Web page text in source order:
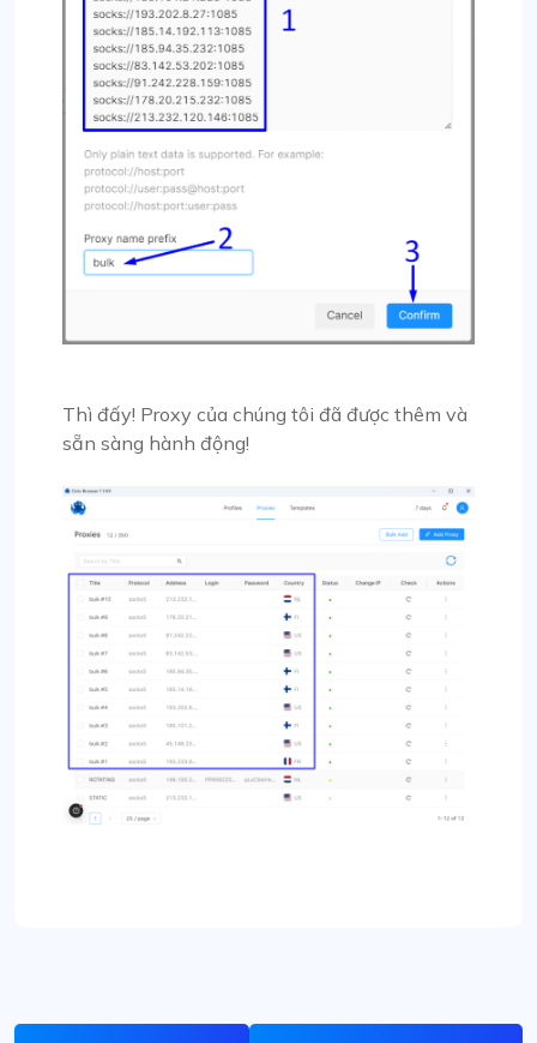
Thì đấy! Proxy của chúng tôi đã được thêm và
sẵn sàng hành động!